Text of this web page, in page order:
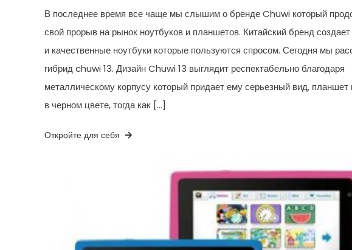
В последнее время все чаще мы слышим о бренде Chuwi который
свой прорыв на рынок ноутбуков и планшетов. Китайский бренд создает
и качественные ноутбуки которые пользуются спросом. Сегодня мы
гибрид chuwi 13. Дизайн Chuwi 13 выглядит респектабельно благодаря
металлическому корпусу который придает ему серьезный вид,
в черном цвете, тогда как […]
Откройте для себя